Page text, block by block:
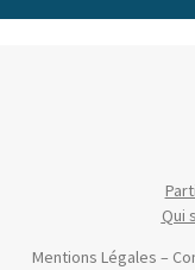
Qui
Mentions Légales –